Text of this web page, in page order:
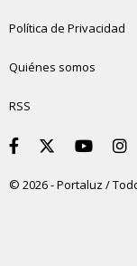
Política de Privacidad
Quiénes somos
RSS
© 2026 - Portaluz /